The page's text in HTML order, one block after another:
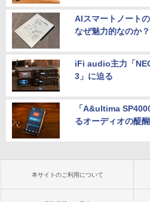
AIスマートノート
なぜ魅力的なのか？
iFi audio主力「
3」に迫る
「A&ultima
るオーディオの醍
本サイトのご利用について